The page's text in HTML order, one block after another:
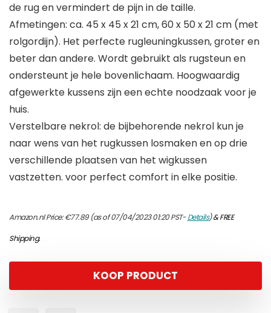
de rug en vermindert de pijn in de taille.
Afmetingen: ca. 45 x 45 x 21 cm, 60 x 50 x 21 cm (met
rolgordijn). Het perfecte rugleuningkussen, groter en
beter dan andere. Wordt gebruikt als rugsteun en
ondersteunt je hele bovenlichaam. Hoogwaardig
afgewerkte kussens zijn een echte noodzaak voor je
huis.
Verstelbare nekrol: de bijbehorende nekrol kun je
naar wens van het rugkussen losmaken en op drie
verschillende plaatsen van het wigkussen
vastzetten. voor perfect comfort in elke positie.
Amazon.nl Price:€77.89(as of 07/04/2023 01:20 PST-Details)&FREE
Shipping.
KOOP PRODUCT